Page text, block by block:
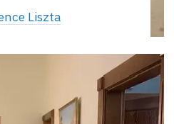
Liszta